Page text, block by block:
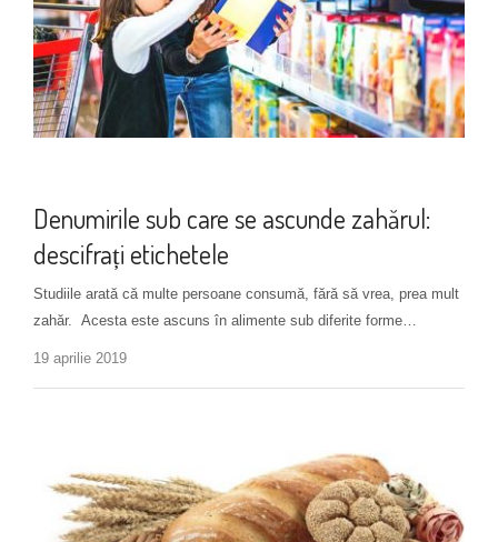
Denumirile sub care se ascunde zahărul:
descifrați etichetele
Studiile arată că multe persoane consumă, fără să vrea, prea mult
zahăr. Acesta este ascuns în alimente sub diferite forme…
19 aprilie 2019